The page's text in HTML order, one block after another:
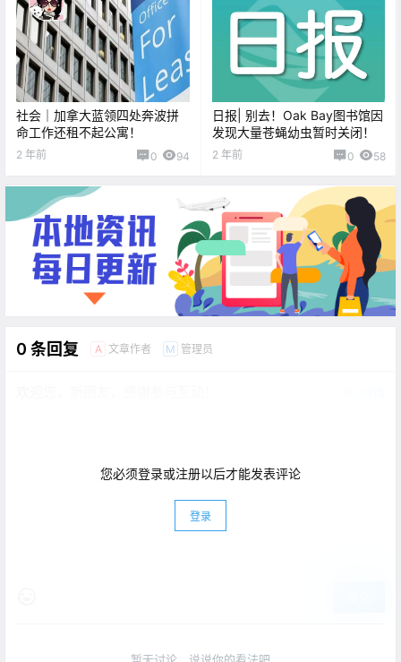
社会｜加拿大蓝领四处奔波拼
命工作还租不起公寓！
2 年前 0 94
日报| 别去！Oak Bay图书馆因
发现大量苍蝇幼虫暂时关闭！
2 年前 0 58
0 条回复 A 文章作者 M 管理员
您必须登录或注册以后才能发表评论
登录